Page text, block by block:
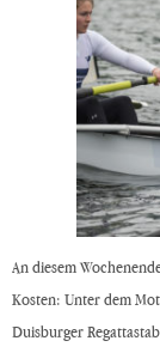
An diesem
Kosten: Unter dem
Duisburger